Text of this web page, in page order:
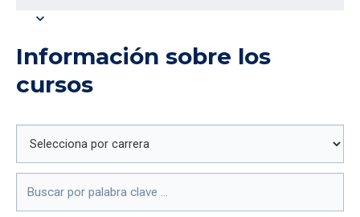
expand_more
Información sobre los
cursos